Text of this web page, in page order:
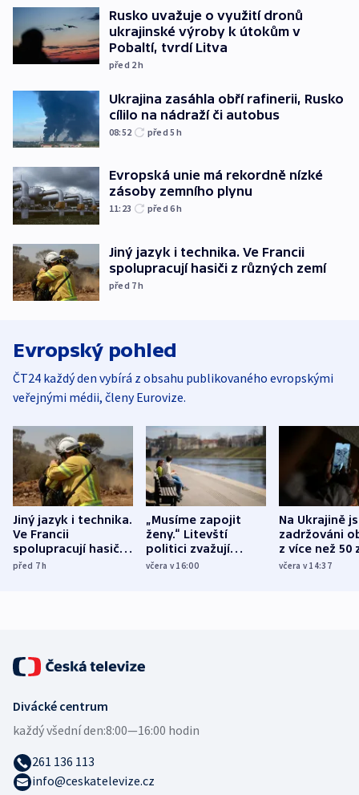
Rusko uvažuje o využití dronů
ukrajinské výroby k útokům v
Pobaltí, tvrdí Litva
před 2h
Ukrajina zasáhla obří rafinerii, Rusko
cílilo na nádraží či autobus
08:52 před 5h
Evropská unie má rekordně nízké
zásoby zemního plynu
11:23 před 6h
Jiný jazyk i technika. Ve Francii
spolupracují hasiči z různých zemí
před 7h
Evropský pohled
ČT24 každý den vybírá z obsahu publikovaného evropskými
veřejnými médii, členy Eurovize.
Jiný jazyk i technika.
Ve Francii
spolupracují hasiči z
různých zemí
před 7h
„Musíme zapojit
ženy.“ Litevští
politici zvažují
dohodu o
včera v 16:00
Na Ukrajině
zadržováni
z více než 50
Bojovali na
včera v 14:37
Divácké centrum
každý všední den:8:00—16:00 hodin
261 136 113
info@ceskatelevize.cz